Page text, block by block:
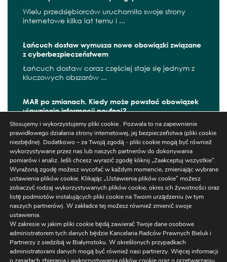
Wielu przedsiębiorców uruchomiło swoje strony
internetowe kilka lat temu i ...
Łańcuch dostaw wymusza nowe obowiązki związane
z cyberbezpieczeństwem
Łańcuch dostaw coraz częściej staje się jednym z
kluczowych obszarów ...
MAR po zmianach. Kiedy może powstać obowiązek
ujawnienia informacji poufnej?
W czerwcu 2026 r. zaczęły obowiązywać kolejne
zmiany wynikające z ...
Szukaj
Ustawienia
Stosujemy i wykorzystujemy pliki cookie . Pozwala to na zapewnienie
prawidłowego działania strony internetowej, jej bezpieczeństwa (pliki cookie
niezbędne). Dodatkowo – za Twoją zgodą - pliki cookie mogą być również
wykorzystywane przez nas lub naszych partnerów do dokonywania
pomiarów i analiz. Jeśli chcesz wyrazić zgodę kliknij „Zaakceptuj wszystkie”.
Wyrażoną zgodę możesz wycofać w każdym momencie, zmieniając wybrane
ustawienia plików cookie. Klikając „Ustawienia plików cookie” możesz
zobaczyć rodzaj wykorzystywanych plików cookie, okres ich żywotności oraz
listę podmiotów instalujących pliki cookie na Twoim urządzeniu (w tym
naszych partnerów). W zakładce tej możesz również zmienić swoje
ustawienia.
W zakresie w jakim pliki cookie będą zawierać Twoje dane osobowe
administratorem tych danych będzie Kancelaria Radców Prawnych Bieluk i
Partnerzy z siedzibą w Białymstoku. W określonych przypadkach
administratorami danych mogą być również nasi partnerzy. Więcej informacji